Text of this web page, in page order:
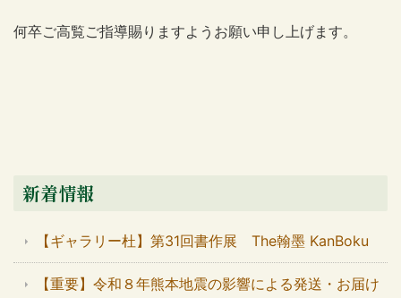
何卒ご高覧ご指導賜りますようお願い申し上げます。
新着情報
【ギャラリー杜】第31回書作展 The翰墨 KanBoku
【重要】令和８年熊本地震の影響による発送・お届け